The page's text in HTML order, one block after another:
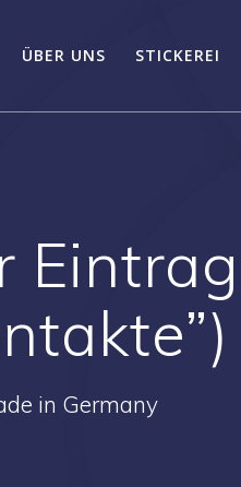
ÜBER UNS STICKEREI
in Germany